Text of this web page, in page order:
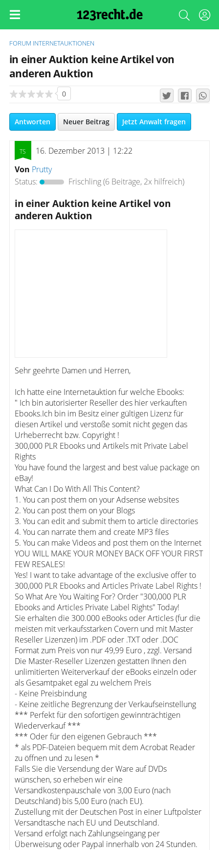
FORUM INTERNETAUKTIONEN
in einer Auktion keine Artikel von
anderen Auktion
0
Antworten Neuer Beitrag Jetzt Anwalt fragen
16. Dezember 2013 | 12:22
Von Prutty
Status:
Frischling(6 Beiträge, 2x hilfreich)
in einer Auktion keine Artikel von
anderen Auktion
Sehr geehrte Damen und Herren,
Ich hatte eine Internetauktion fur welche Ebooks:
" Ich bin autorisierter Reseller des hier verkauften
Ebooks.Ich bin im Besitz einer gültigen Lizenz für
diesen Artikel und verstoße somit nicht gegen das
Urheberrecht bzw. Copyright !
300,000 PLR Ebooks und Artikels mit Private Label
Rights
You have found the largest and best value package on
eBay!
What Can I Do With All This Content?
1. You can post them on your Adsense websites
2. You can post them on your Blogs
3. You can edit and submit them to article directories
4. You can narrate them and create MP3 files
5. You can make Videos and post them on the Internet
YOU WILL MAKE YOUR MONEY BACK OFF YOUR FIRST
FEW RESALES!
Yes! I want to take advantage of the exclusive offer to
300,000 PLR Ebooks and Articles Private Label Rights !
So What Are You Waiting For? Order "300,000 PLR
Ebooks and Articles Private Label Rights" Today!
Sie erhalten die 300.000 eBooks oder Articles (fur die
meisten mit verkaufsstarken Covern und mit Master
Reseller Lizenzen) im .PDF oder .TXT oder .DOC
Format zum Preis von nur 49,99 Euro , zzgl. Versand
Die Master-Reseller Lizenzen gestatten Ihnen den
unlimitierten Weiterverkauf der eBooks einzeln oder
als Gesamtpaket egal zu welchem Preis
- Keine Preisbindung
- Keine zeitliche Begrenzung der Verkaufseinstellung
*** Perfekt für den sofortigen gewinnträchtigen
Wiederverkauf ***
*** Oder für den eigenen Gebrauch ***
* als PDF-Dateien bequem mit dem Acrobat Reader
zu öffnen und zu lesen *
Falls Sie die Versendung der Ware auf DVDs
wünschen, so erheben wir eine
Versandkostenpauschale von 3,00 Euro (nach
Deutschland) bis 5,00 Euro (nach EU).
Zustellung mit der Deutschen Post in einer Luftpolster
Versandtasche nach EU und Deutschland.
Versand erfolgt nach Zahlungseingang per
Überweisung oder Paypal innerhalb von 24 Stunden.